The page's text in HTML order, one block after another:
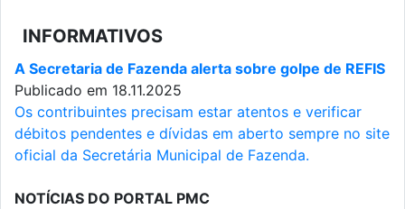
INFORMATIVOS
A Secretaria de Fazenda alerta sobre golpe de REFIS
Publicado em 18.11.2025
Os contribuintes precisam estar atentos e verificar
débitos pendentes e dívidas em aberto sempre no site
oficial da Secretária Municipal de Fazenda.
NOTÍCIAS DO PORTAL PMC